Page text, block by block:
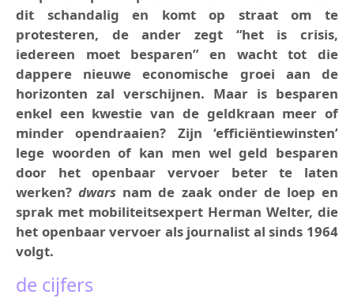
dit schandalig en komt op straat om te
protesteren, de ander zegt “het is crisis,
iedereen moet besparen” en wacht tot die
dappere nieuwe economische groei aan de
horizonten zal verschijnen. Maar is besparen
enkel een kwestie van de geldkraan meer of
minder opendraaien? Zijn ‘efficiëntiewinsten’
lege woorden of kan men wel geld besparen
door het openbaar vervoer beter te laten
werken?dwars nam de zaak onder de loep en
sprak met mobiliteitsexpert Herman Welter, die
het openbaar vervoer als journalist al sinds 1964
volgt.
de cijfers